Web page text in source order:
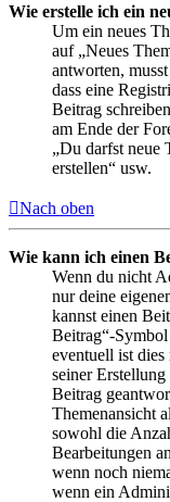
Wie erstelle ich ein
Um ein neues
auf „Neues
antworten,
dass eine
Beitrag
am Ende der
„Du darfst neue
erstellen“ usw.
Nach oben
Wie kann ich einen
Wenn du nicht
nur deine
kannst einen
Beitrag“-
eventuell ist
seiner
Beitrag
Themenansicht
sowohl die
Bearbeitungen
wenn noch
wenn ein